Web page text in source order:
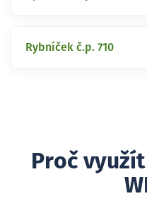
Rybníček č.p. 710
Proč